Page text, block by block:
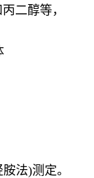
二醇等，
法)测定。